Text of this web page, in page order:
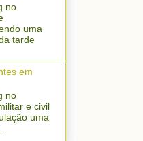
no
uma
tarde
em
no
e civil
uma